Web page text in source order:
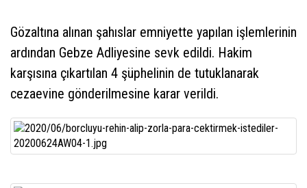
Gözaltına alınan şahıslar emniyette yapılan işlemlerinin
ardından Gebze Adliyesine sevk edildi. Hakim
karşısına çıkartılan 4 şüphelinin de tutuklanarak
cezaevine gönderilmesine karar verildi.